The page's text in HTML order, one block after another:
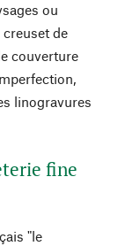
ou
de
couverture
linogravures
fine
"le